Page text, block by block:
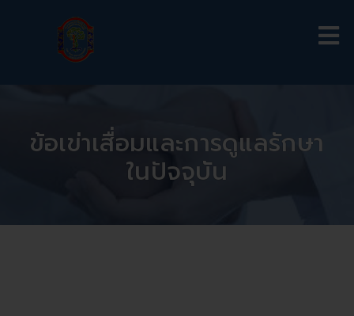
ข้อเข่าเสื่อมและการดูแลรักษา
ในปัจจุบัน